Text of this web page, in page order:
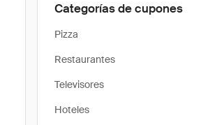
Categorías de cupones
Pizza
Restaurantes
Televisores
Hoteles